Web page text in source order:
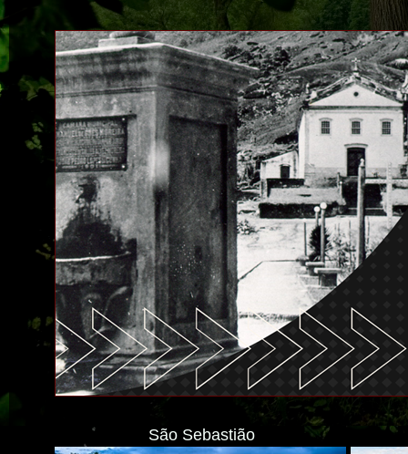
São Sebastião